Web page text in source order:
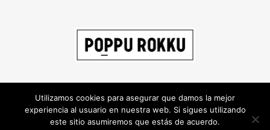
Utilizamos cookies para asegurar que damos la mejor
experiencia al usuario en nuestra web. Si sigues utilizando
este sitio asumiremos que estás de acuerdo.